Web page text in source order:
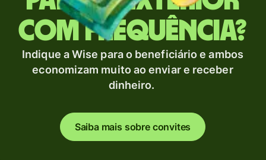
com frequência?
Indique a Wise para o beneficiário e ambos
economizam muito ao enviar e receber
dinheiro.
Saiba mais sobre convites